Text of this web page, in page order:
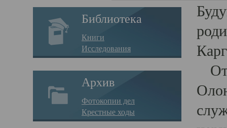
Библиотека
Книги
Исследования
Архив
Фотокопии дел
Крестные ходы